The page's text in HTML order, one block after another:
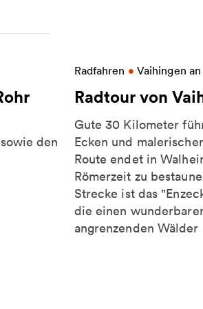
den
nach RohrRadfahren • Vaihingen
Radtour von
Gute 30 Kilometer
Ecken und
Route endet in
Römerzeit zu
Strecke ist das
die einen
angrenzenden
More information on